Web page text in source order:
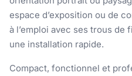
espace d’exposition ou de
à l’emploi avec ses trous de
une installation rapide.
Compact, fonctionnel et